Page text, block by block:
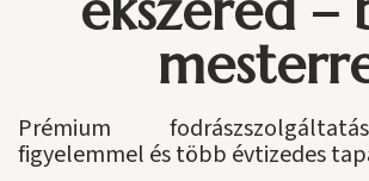
Prémium
figyelemmel és több évtizedes